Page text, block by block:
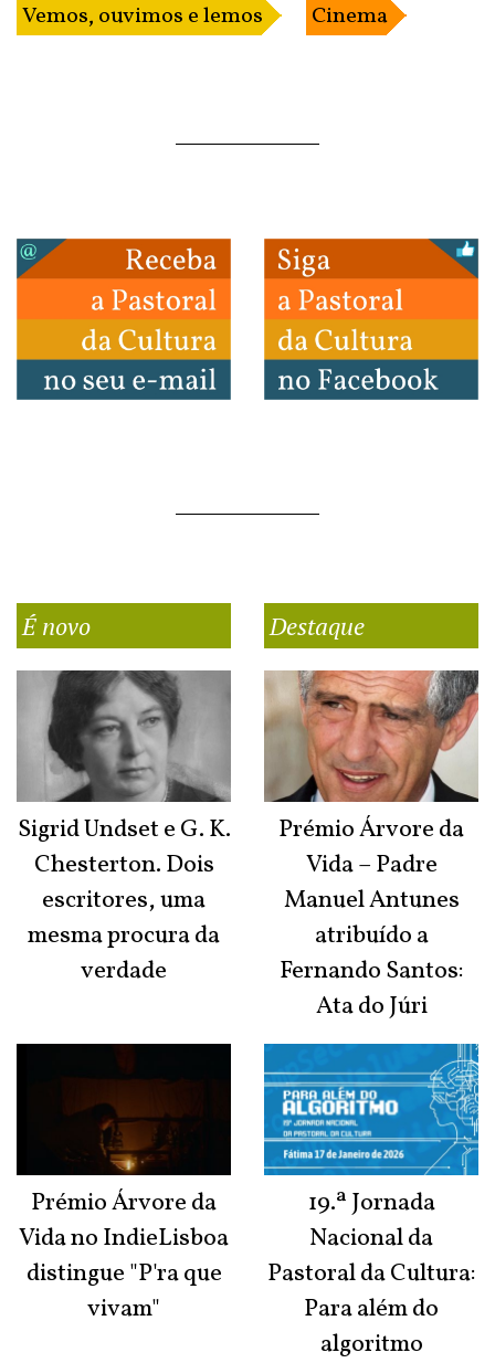
Vemos, ouvimos e lemos Cinema
É novo
Sigrid Undset e G. K.
Chesterton. Dois
escritores, uma
mesma procura da
verdade
Prémio Árvore da
Vida no IndieLisboa
distingue "P'ra que
vivam"
Destaque
Prémio Árvore da
Vida – Padre
Manuel Antunes
atribuído a
Fernando Santos:
Ata do Júri
19.ª Jornada
Nacional da
Pastoral da Cultura:
Para além do
algoritmo